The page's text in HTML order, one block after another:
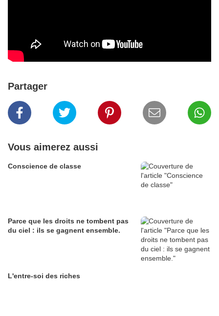
Partager
Vous aimerez aussi
Conscience de classe
Parce que les droits ne tombent pas
du ciel : ils se gagnent ensemble.
L'entre-soi des riches